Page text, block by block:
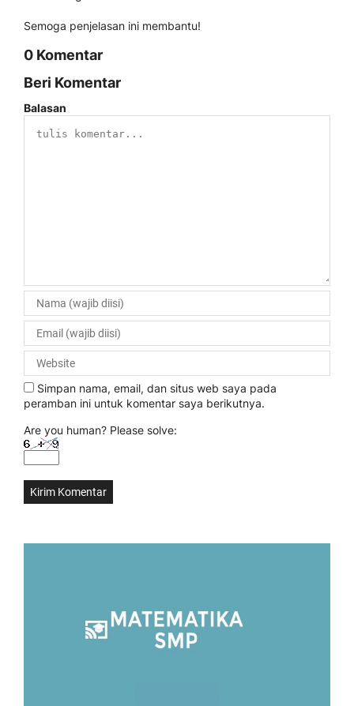
Semoga penjelasan ini membantu!
0 Komentar
Beri Komentar
Balasan
Simpan nama, email, dan situs web saya pada
peramban ini untuk komentar saya berikutnya.
Are you human? Please solve: